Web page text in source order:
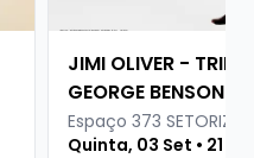
JIMI OLIVER -
GEORGE BENSON
Espaço 373
Quinta, 03 Set • 21